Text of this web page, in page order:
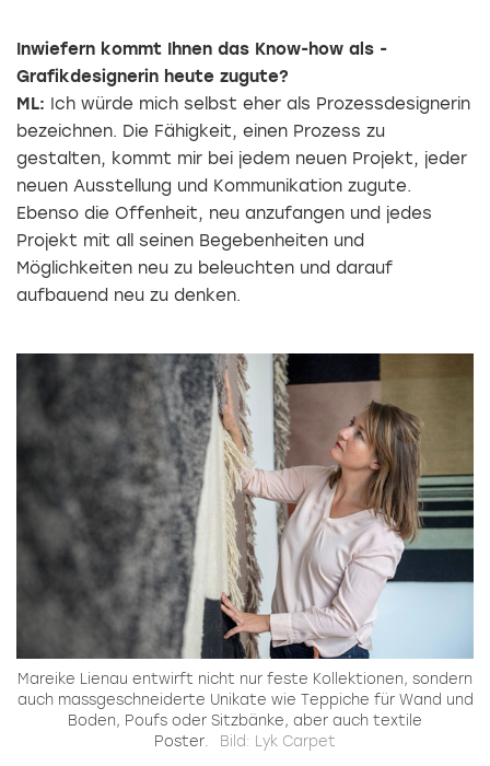
Inwiefern kommt Ihnen das Know-how als ­
Grafikdesignerin heute zugute?
ML: Ich würde mich selbst eher als Prozessdesignerin
bezeichnen. Die Fähigkeit, ­einen Prozess zu
gestalten, kommt mir bei jedem neuen Projekt, jeder
neuen Ausstellung und Kommunikation zugute.
Ebenso die Offenheit, neu anzufangen und jedes
Projekt mit all seinen Begebenheiten und
Möglichkeiten neu zu beleuchten und darauf
aufbauend neu zu denken.
Mareike Lienau entwirft nicht nur feste Kollektionen, sondern
auch mass­geschneiderte Unikate wie Teppiche für Wand und
Boden, Poufs oder Sitzbänke, aber auch textile
Poster.
Bild: Lyk Carpet